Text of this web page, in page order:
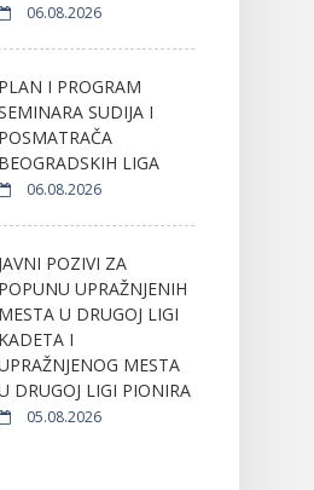
06.08.2026
PLAN I PROGRAM
SUDIJA I
POSMATRAČA
BEOGRADSKIH LIGA
06.08.2026
JAVNI POZIVI ZA
POPUNU UPRAŽNJENIH
MESTA U DRUGOJ LIGI
KADETA I
MESTA
DRUGOJ LIGI PIONIRA
05.08.2026